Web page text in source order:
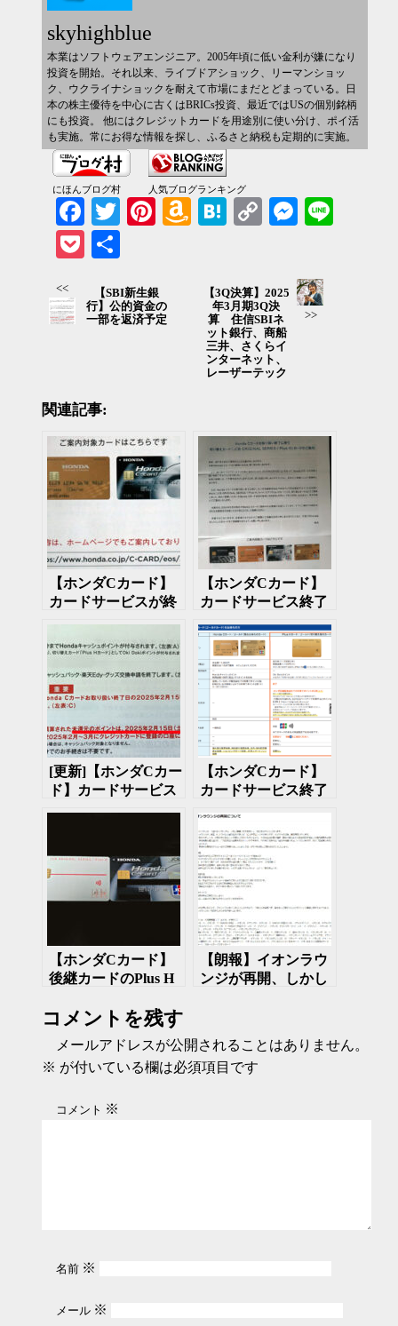
skyhighblue
本業はソフトウェアエンジニア。2005年頃に低い金利が嫌になり
投資を開始。それ以来、ライブドアショック、リーマンショッ
ク、ウクライナショックを耐えて市場にまだとどまっている。日
本の株主優待を中心に古くはBRICs投資、最近ではUSの個別銘柄
にも投資。 他にはクレジットカードを用途別に使い分け、ポイ活
も実施。常にお得な情報を探し、ふるさと納税も定期的に実施。
にほんブログ村 人気ブログランキング
FacebookTwitter PinterestAmazonHatena
Copy
Messenger
Pocket
<<
【SBI新生銀
行】公的資金の
一部を返済予定
【3Q決算】2025
年3月期3Q決
算 住信SBIネ
ット銀行、商船
三井、さくらイ
ンターネット、
レーザーテック
>>
関連記事:
【ホンダCカード】
カードサービスが終
【ホンダCカード】
カードサービス終了
内が来た
[更新]【ホンダCカー
ド】カードサービス
【ホンダCカード】
カードサービス終了
資料が届いた
【ホンダCカード】
後継カードのPlus H
【朗報】イオンラウ
ンジが再開、しかし
コメントを残す
メールアドレスが公開されることはありません。
※ が付いている欄は必須項目です
コメント ※
名前 ※
メール ※